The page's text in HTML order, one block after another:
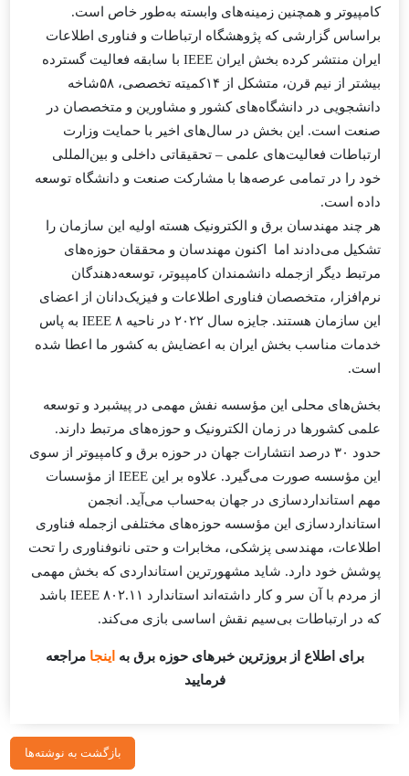
کامپیوتر و همچنین زمینه‌های وابسته به‌طور خاص است.
براساس گزارشی که پژوهشگاه ارتباطات و فناوری اطلاعات
ایران منتشر کرده بخش ایران IEEE با سابقه فعالیت گسترده
بیشتر از نیم قرن، متشکل از ۱۴کمیته تخصصی، ۵۸شاخه
دانشجویی در دانشگاه‌های کشور و مشاورین و متخصصان در
صنعت است. این بخش در سال‌های اخیر با حمایت وزارت
ارتباطات فعالیت‌های علمی – تحقیقاتی داخلی و بین‌المللی
خود را در تمامی عرصه‌ها با مشارکت صنعت و دانشگاه توسعه
داده است.
هر چند مهندسان برق و الکترونیک هسته اولیه این سازمان را
تشکیل می‌دادند اما ‌اکنون مهندسان و محققان حوزه‌های
مرتبط دیگر ازجمله دانشمندان کامپیوتر، توسعه‌دهندگان
نرم‌افزار، متخصصان فناوری اطلاعات و فیزیک‌دانان از اعضای
این سازمان هستند. جایزه سال ۲۰۲۲ در ناحیه ۸ IEEE به پاس
خدمات مناسب بخش ایران به اعضایش به کشور ما اعطا شده
است.
بخش‌های محلی این مؤسسه نفش مهمی در پیشبرد و توسعه
علمی کشورها در زمان الکترونیک و حوزه‌های مرتبط دارند.
حدود ۳۰ درصد انتشارات جهان در حوزه برق و کامپیوتر از سوی
این مؤسسه صورت می‌گیرد. علاوه بر این IEEE از مؤسسات
مهم استانداردسازی در جهان به‌حساب می‌آید. انجمن
استانداردسازی این مؤسسه حوزه‌های مختلفی ازجمله فناوری
اطلاعات، مهندسی پزشکی، مخابرات و حتی نانوفناوری را تحت
پوشش خود دارد. شاید مشهورترین استانداردی که بخش مهمی
از مردم با آن سر و کار داشته‌اند استاندارد IEEE ۸۰۲.۱۱ باشد
که در ارتباطات بی‌سیم نقش اساسی بازی می‌کند.
برای اطلاع از بروزترین خبرهای حوزه برق به اینجا مراجعه
فرمایید
بازگشت به نوشته‌ها